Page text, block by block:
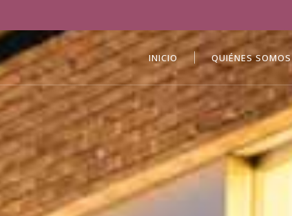
INICIO QUIÉNES SOMOS